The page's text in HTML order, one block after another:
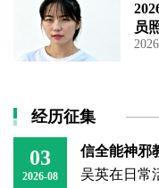
员
经历征集
03
2026-08
信全能神邪